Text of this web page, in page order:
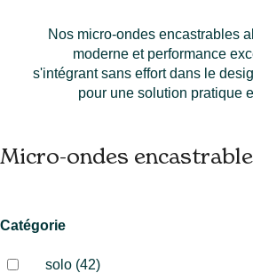
Nos micro-ondes encastrables
moderne et performance
s'intégrant sans effort dans le
pour une solution pratique
Micro-ondes encastrable
Catégorie
solo (42)